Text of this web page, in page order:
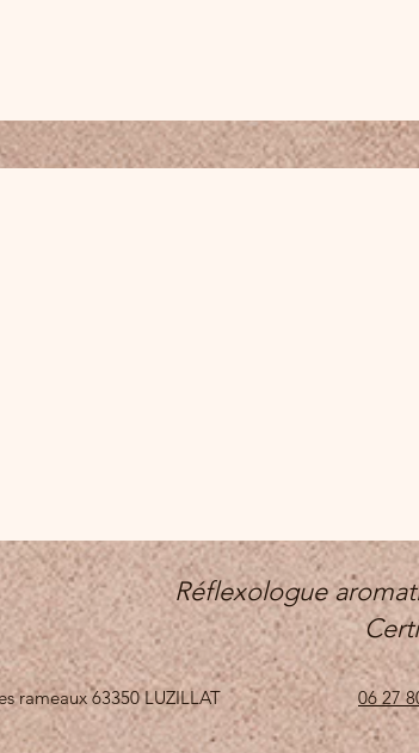
Réflexologue
rameaux 63350 LUZILLAT 06 27